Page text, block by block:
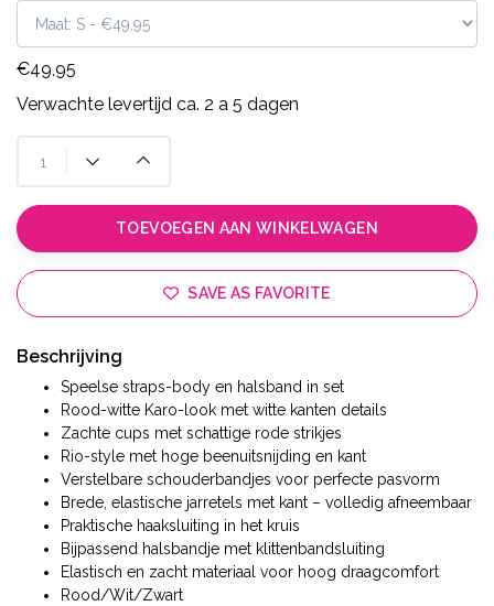
€49,95
Verwachte levertijd ca. 2 a 5 dagen
TOEVOEGEN AAN WINKELWAGEN
SAVE AS FAVORITE
Beschrijving
Speelse straps-body en halsband in set
Rood-witte Karo-look met witte kanten details
Zachte cups met schattige rode strikjes
Rio-style met hoge beenuitsnijding en kant
Verstelbare schouderbandjes voor perfecte pasvorm
Brede, elastische jarretels met kant – volledig afneembaar
Praktische haaksluiting in het kruis
Bijpassend halsbandje met klittenbandsluiting
Elastisch en zacht materiaal voor hoog draagcomfort
Rood/Wit/Zwart